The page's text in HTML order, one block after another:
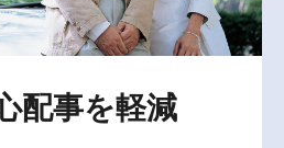
配事を軽減